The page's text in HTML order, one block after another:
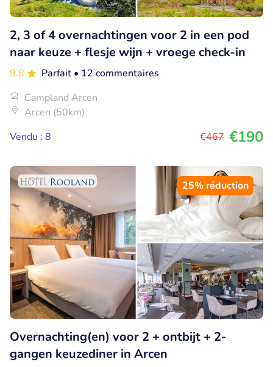
2, 3 of 4 overnachtingen voor 2 in een pod
naar keuze + flesje wijn + vroege check-in
9.8 Parfait • 12 commentaires
Campland Arcen
Arcen (50km)
Vendu : 8
€467 €190
25% réduction
Overnachting(en) voor 2 + ontbijt + 2-
gangen keuzediner in Arcen